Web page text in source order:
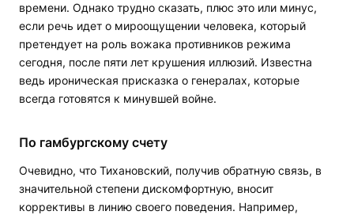
времени. Однако трудно сказать, плюс это или минус,
если речь идет о мироощущении человека, который
претендует на роль вожака противников режима
сегодня, после пяти лет крушения иллюзий. Известна
ведь ироническая присказка о генералах, которые
всегда готовятся к минувшей войне.
По гамбургскому счету
Очевидно, что Тихановский, получив обратную связь, в
значительной степени дискомфортную, вносит
коррективы в линию своего поведения. Например,